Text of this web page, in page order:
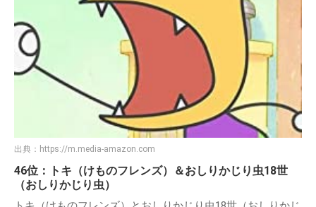
出典： https://m.media-amazon.com
46位：トキ（けものフレンズ）＆おしりかじり虫18世
（おしりかじり虫）